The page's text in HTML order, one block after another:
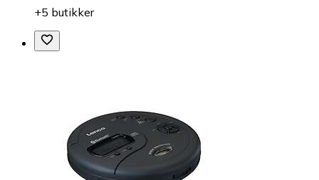
+5 butikker